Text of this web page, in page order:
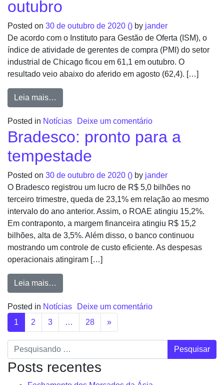
outubro
Posted on 30 de outubro de 2020 () by jander
De acordo com o Instituto para Gestão de Oferta (ISM), o
índice de atividade de gerentes de compra (PMI) do setor
industrial de Chicago ficou em 61,1 em outubro. O
resultado veio abaixo do aferido em agosto (62,4). […]
Leia mais…
Posted in Notícias Deixe um comentário
Bradesco: pronto para a
tempestade
Posted on 30 de outubro de 2020 () by jander
O Bradesco registrou um lucro de R$ 5,0 bilhões no
terceiro trimestre, queda de 23,1% em relação ao mesmo
intervalo do ano anterior. Assim, o ROAE atingiu 15,2%.
Em contraponto, a margem financeira atingiu R$ 15,2
bilhões, alta de 3,5%. Além disso, o banco continuou
mostrando um controle de custo eficiente. As despesas
operacionais atingiram […]
Leia mais…
Posted in Notícias
Deixe um comentário
1
2 3 … 28 »
Pesquisar
Posts recentes